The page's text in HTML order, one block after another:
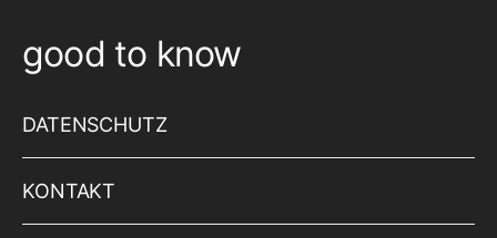
good to know
DATENSCHUTZ
KONTAKT